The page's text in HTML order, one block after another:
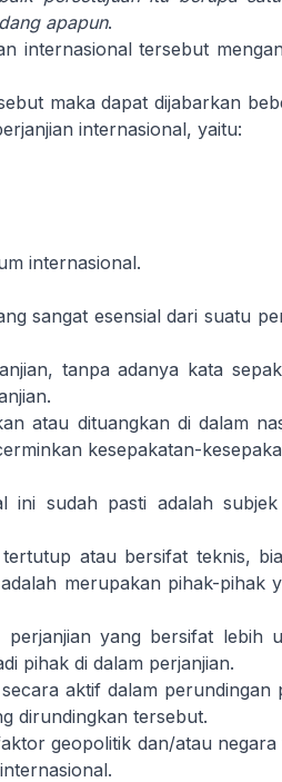
apapun.
internasional tersebut
maka dapat dijabarkan
internasional, yaitu:
internasional.
sangat esensial dari suatu
tanpa adanya kata
atau dituangkan di dalam
kesepakatan-
ini sudah pasti adalah
atau bersifat teknis,
adalah merupakan pihak-pihak
perjanjian yang bersifat lebih
pihak di dalam perjanjian.
aktif dalam perundingan
dirundingkan tersebut.
geopolitik dan/atau